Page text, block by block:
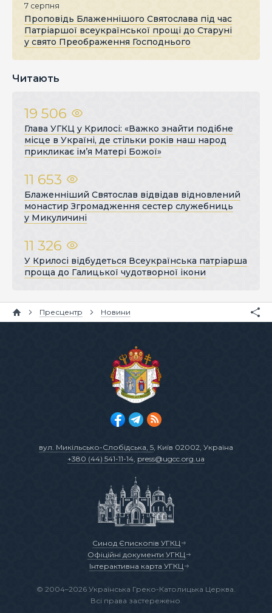
7 серпня
Проповідь Блаженнішого Святослава під час
Патріаршої всеукраїнської прощі до Старуні
у свято Преображення Господнього
Читають
19 506
Глава УГКЦ у Крилосі: «Важко знайти подібне
місце в Україні, де стільки років наш народ
прикликає ім’я Матері Божої»
11 653
Блаженніший Святослав відвідав відновлений
монастир Згромадження сестер служебниць
у Микуличині
11 326
У Крилосі відбудеться Всеукраїнська патріарша
проща до Галицької чудотворної ікони
Пресцентр Новини
вул. Микільсько-Слобідська, 5, Київ 02002, Україна
+380 (44) 541-11-14, press@ugcc.org.ua
Синод Єпископів УГКЦ
Офіційні документи УГКЦ
Інтерактивна карта УГКЦ
© 2004–2026 Українська Греко-Католицька Церква.
Всі права застережено.